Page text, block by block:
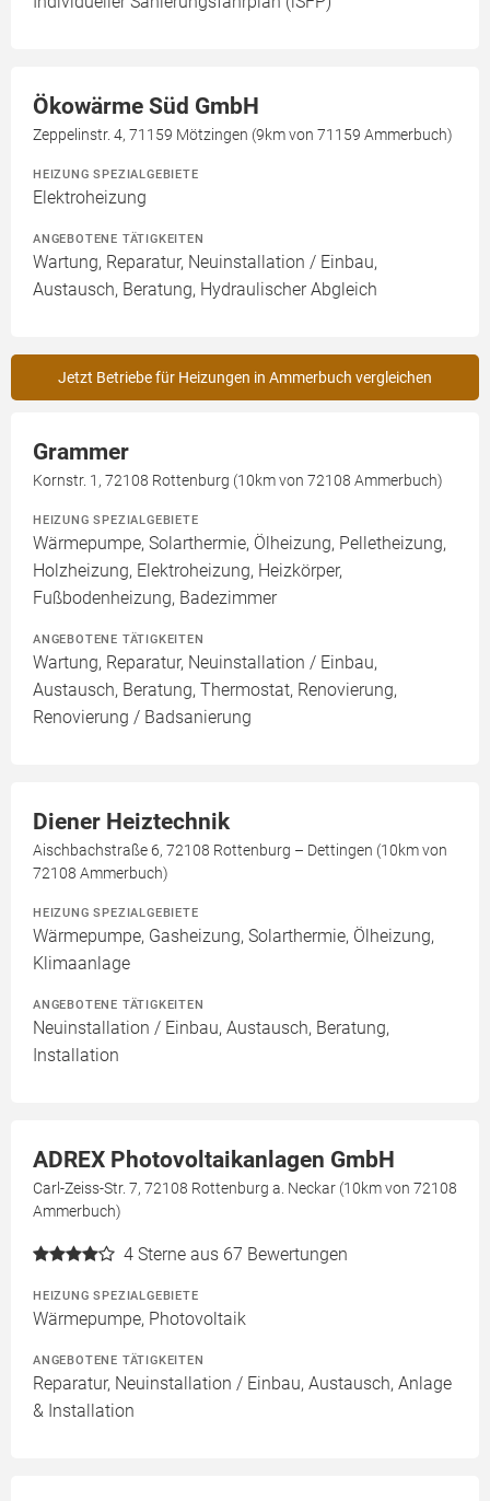
Ökowärme Süd GmbH
Zeppelinstr. 4, 71159 Mötzingen (9km von 71159 Ammerbuch)
HEIZUNG SPEZIALGEBIETE
Elektroheizung
ANGEBOTENE TÄTIGKEITEN
Wartung, Reparatur, Neuinstallation / Einbau,
Austausch, Beratung, Hydraulischer Abgleich
Jetzt Betriebe für Heizungen in Ammerbuch vergleichen
Grammer
Kornstr. 1, 72108 Rottenburg (10km von 72108 Ammerbuch)
HEIZUNG SPEZIALGEBIETE
Wärmepumpe, Solarthermie, Ölheizung, Pelletheizung,
Holzheizung, Elektroheizung, Heizkörper,
Fußbodenheizung, Badezimmer
ANGEBOTENE TÄTIGKEITEN
Wartung, Reparatur, Neuinstallation / Einbau,
Austausch, Beratung, Thermostat, Renovierung,
Renovierung / Badsanierung
Diener Heiztechnik
Aischbachstraße 6, 72108 Rottenburg – Dettingen (10km von
72108 Ammerbuch)
HEIZUNG SPEZIALGEBIETE
Wärmepumpe, Gasheizung, Solarthermie, Ölheizung,
Klimaanlage
ANGEBOTENE TÄTIGKEITEN
Neuinstallation / Einbau, Austausch, Beratung,
Installation
ADREX Photovoltaikanlagen GmbH
Carl-Zeiss-Str. 7, 72108 Rottenburg a. Neckar (10km von 72108
Ammerbuch)
4 Sterne aus 67 Bewertungen
HEIZUNG SPEZIALGEBIETE
Wärmepumpe, Photovoltaik
ANGEBOTENE TÄTIGKEITEN
Reparatur, Neuinstallation / Einbau, Austausch, Anlage
& Installation